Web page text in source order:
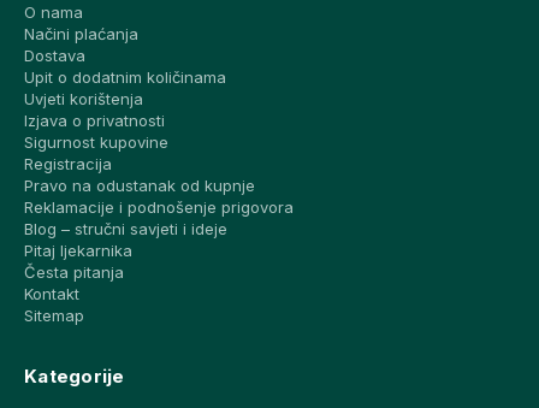
O nama
Načini plaćanja
Dostava
Upit o dodatnim količinama
Uvjeti korištenja
Izjava o privatnosti
Sigurnost kupovine
Registracija
Pravo na odustanak od kupnje
Reklamacije i podnošenje prigovora
Blog – stručni savjeti i ideje
Pitaj ljekarnika
Česta pitanja
Kontakt
Sitemap
Kategorije